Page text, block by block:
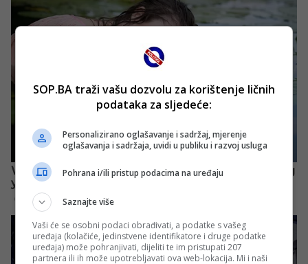
SOP.BA traži vašu dozvolu za korištenje ličnih
podataka za sljedeće:
Personalizirano oglašavanje i sadržaj, mjerenje
oglašavanja i sadržaja, uvidi u publiku i razvoj usluga
Pohrana i/ili pristup podacima na uređaju
Saznajte više
Vaši će se osobni podaci obrađivati, a podatke s vašeg
uređaja (kolačiće, jedinstvene identifikatore i druge podatke
uređaja) može pohranjivati, dijeliti te im pristupati 207
partnera ili ih može upotrebljavati ova web-lokacija. Mi i naši